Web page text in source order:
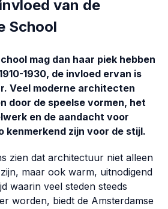
van de
School
mag dan haar piek hebben
1930, de invloed ervan is
Veel moderne architecten
door de speelse vormen, het
en de aandacht voor
kenmerkend zijn voor de stijl.
zien dat architectuur niet alleen
maar ook warm, uitnodigend
waarin veel steden steeds
worden, biedt de Amsterdamse